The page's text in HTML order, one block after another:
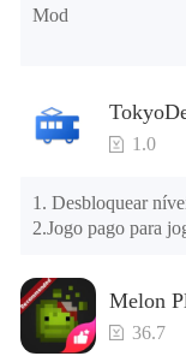
guerra. Lidere seu
ininterruptamente
o modo de um
para a extrema
Dicas: Quando a
Verifique se o
afirmativo,
novamente
Verifique se a
contrário, limpe a
Mod
1.0
1. Desbloquear
2.Jogo pago para
Melon
36.7